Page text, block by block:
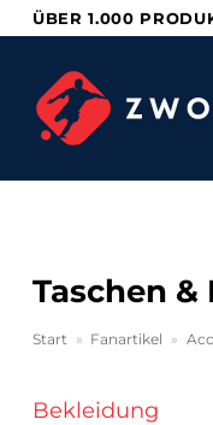
Zum
springen
ÜBER 1.000
Taschen &
Start » Fanartikel »
Bekleidung